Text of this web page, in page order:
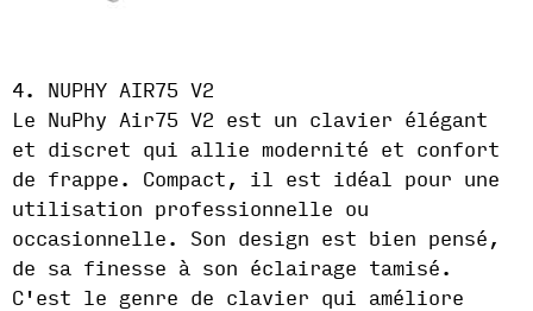
4. NUPHY AIR75 V2
Le NuPhy Air75 V2 est un clavier élégant
et discret qui allie modernité et confort
de frappe. Compact, il est idéal pour une
utilisation professionnelle ou
occasionnelle. Son design est bien pensé,
de sa finesse à son éclairage tamisé.
C'est le genre de clavier qui améliore